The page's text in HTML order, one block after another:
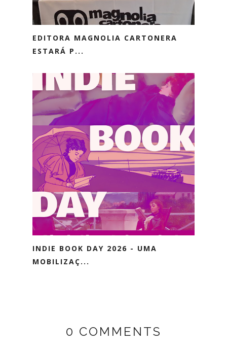
EDITORA MAGNOLIA CARTONERA
ESTARÁ P...
INDIE BOOK DAY 2026 - UMA
MOBILIZAÇ...
0 COMMENTS